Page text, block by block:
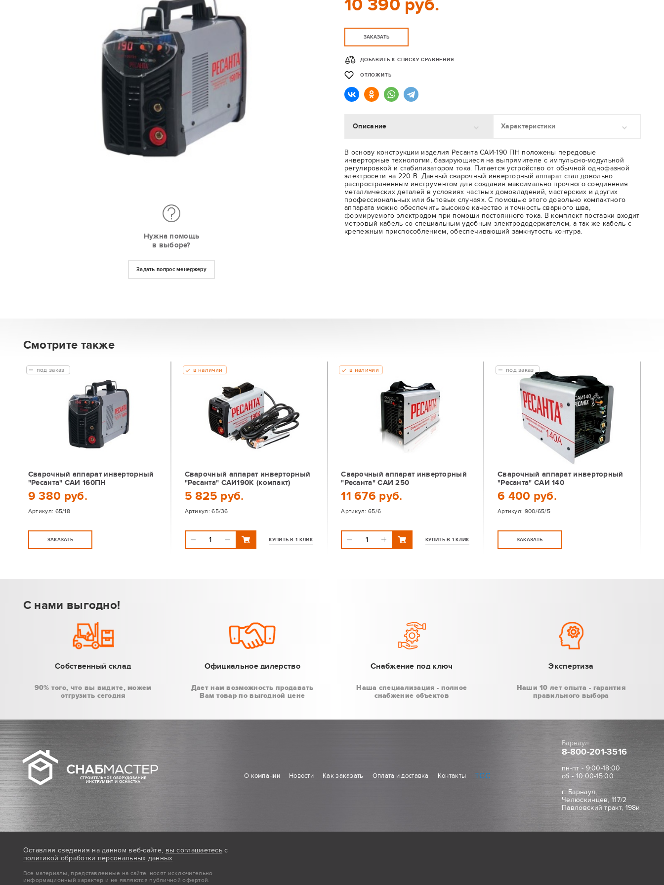
Нужна помощь
в выборе?
Задать вопрос менеджеру
10 390 руб.
ЗАКАЗАТЬ
ДОБАВИТЬ К СПИСКУ СРАВНЕНИЯ
ОТЛОЖИТЬ
Описание Характеристики
В основу конструкции изделия Ресанта САИ-190 ПН положены передовые
инверторные технологии, базирующиеся на выпрямителе с импульсно-модульной
регулировкой и стабилизатором тока. Питается устройство от обычной однофазной
электросети на 220 В. Данный сварочный инверторный аппарат стал довольно
распространенным инструментом для создания максимально прочного соединения
металлических деталей в условиях частных домовладений, мастерских и других
профессиональных или бытовых случаях. С помощью этого довольно компактного
аппарата можно обеспечить высокое качество и точность сварного шва,
формируемого электродом при помощи постоянного тока. В комплект поставки входит
метровый кабель со специальным удобным электрододержателем, а так же кабель с
крепежным приспособлением, обеспечивающий замкнутость контура.
Смотрите также
Сварочный аппарат инверторный
"Ресанта" САИ 160ПН
9 380 руб.
Артикул: 65/18
под заказ
ЗАКАЗАТЬ
Сварочный аппарат инверторный
"Ресанта" САИ190К (компакт)
5 825 руб.
Артикул:65/36
в наличии
КУПИТЬ В 1 КЛИК
Сварочный аппарат инверторный
"Ресанта" САИ 250
11 676 руб.
Артикул: 65/6
в наличии
КУПИТЬ В 1 КЛИК
Сварочный аппарат инверторный
"Ресанта" САИ 140
6 400 руб.
Артикул: 900/65/5
под заказ
ЗАКАЗАТЬ
С нами выгодно!
Собственный склад
90% того, что вы видите, можем
отгрузить сегодня
Официальное дилерство
Дает нам возможность продавать
Вам товар по выгодной цене
Снабжение под ключ
Наша специализация - полное
снабжение объектов
Экспертиза
Наши 10 лет опыта - гарантия
правильного выбора
О компании Новости Как заказать Оплата и доставка Контакты ТСС
Барнаул
8-800-201-3516
пн-пт - 9:00-18:00
сб - 10:00-15:00
г. Барнаул,
Челюскинцев, 117/2
Павловский тракт, 198и
Оставляя сведения на данном веб-сайте, вы соглашаетесь с
политикой обработки персональных данных
Все материалы, представленные на сайте, носят исключительно
информационный характер и не являются публичной офертой.